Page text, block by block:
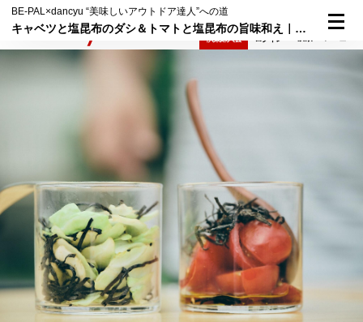
BE-PAL×dancyu “美味しいアウトドア達人”への道
キャベツと塩昆布のダシ＆トマトと塩昆布の旨味和え｜植野流カンタンつまみ①